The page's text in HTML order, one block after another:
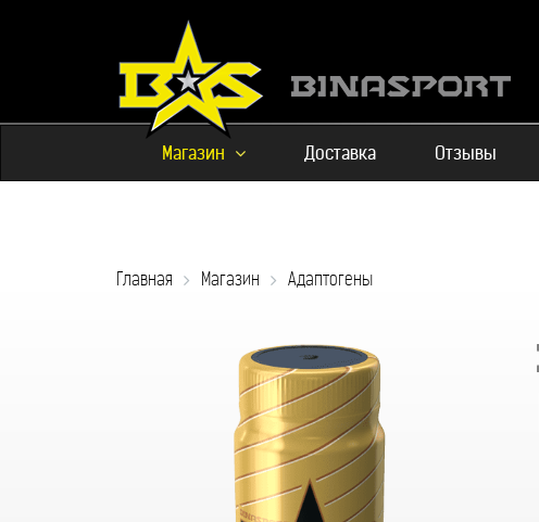
Магазин Доставка Отзывы
Главная Магазин Адаптогены